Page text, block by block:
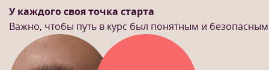
У каждого своя точка старта
Важно, чтобы путь в курс был понятным и безопасным